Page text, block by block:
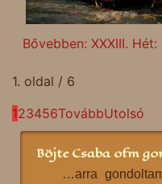
Bővebben: XXXIII.
1. oldal / 6
123456TovábbUtolsó
Böjte Csaba ofm
…arra